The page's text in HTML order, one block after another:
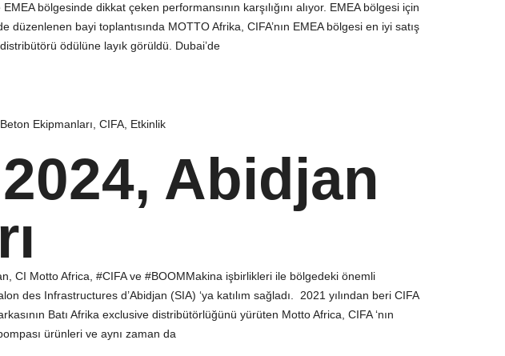
EMEA bölgesinde dikkat çeken performansının karşılığını alıyor. EMEA bölgesi için
düzenlenen bayi toplantısında MOTTO Afrika, CIFA’nın EMEA bölgesi en iyi satış
ödülüne layık görüldü. Dubai’de
Beton Ekipmanları CIFA Etkinlik
Abidjan
CI Motto Africa, #CIFA ve #BOOMMakina işbirlikleri ile bölgedeki önemli
des Infrastructures d’Abidjan (SIA) ‘ya katılım sağladı. 2021 yılından beri CIFA
Batı Afrika exclusive distribütörlüğünü yürüten Motto Africa, CIFA ‘nın
ürünleri ve aynı zaman da